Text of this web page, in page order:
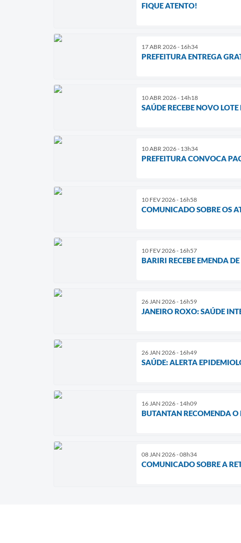
FIQUE ATENTO!
17 ABR 2026 - 16h34
PREFEITURA ENTREGA
10 ABR 2026 - 14h18
SAÚDE RECEBE NOVO
10 ABR 2026 - 13h34
PREFEITURA CONVOCA
10 FEV 2026 - 16h58
COMUNICADO SOBRE OS
10 FEV 2026 - 16h57
BARIRI RECEBE EMENDA
26 JAN 2026 - 16h59
JANEIRO ROXO: SAÚDE
26 JAN 2026 - 16h49
SAÚDE: ALERTA
16 JAN 2026 - 14h09
BUTANTAN RECOMENDA O
08 JAN 2026 - 08h34
COMUNICADO SOBRE A